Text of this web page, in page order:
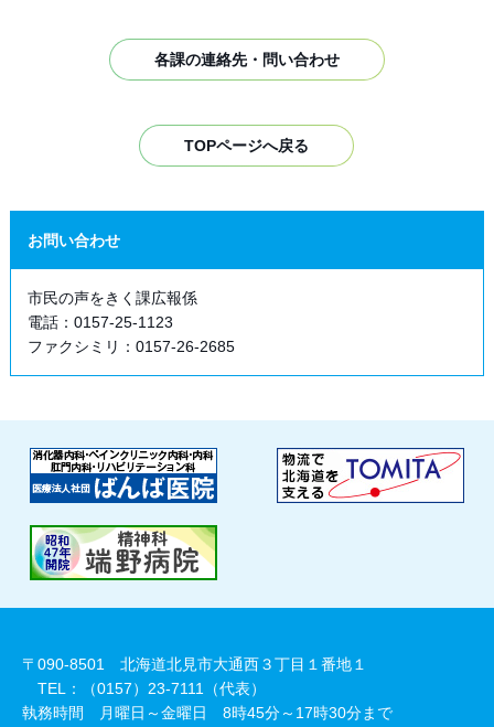
各課の連絡先・問い合わせ
TOPページへ戻る
お問い合わせ
市民の声をきく課広報係
電話：0157-25-1123
ファクシミリ：0157-26-2685
〒090-8501 北海道北見市大通西３丁目１番地１
TEL：（0157）23-7111（代表）
執務時間 月曜日～金曜日 8時45分～17時30分まで